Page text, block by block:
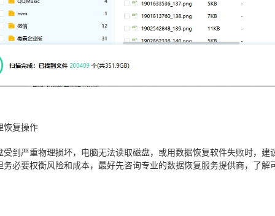
恢复操作
受到严重物理损坏，电脑无法读取磁盘，或用数据恢复软件失败时，
务必要权衡风险和成本，最好先咨询专业的数据恢复服务提供商，了